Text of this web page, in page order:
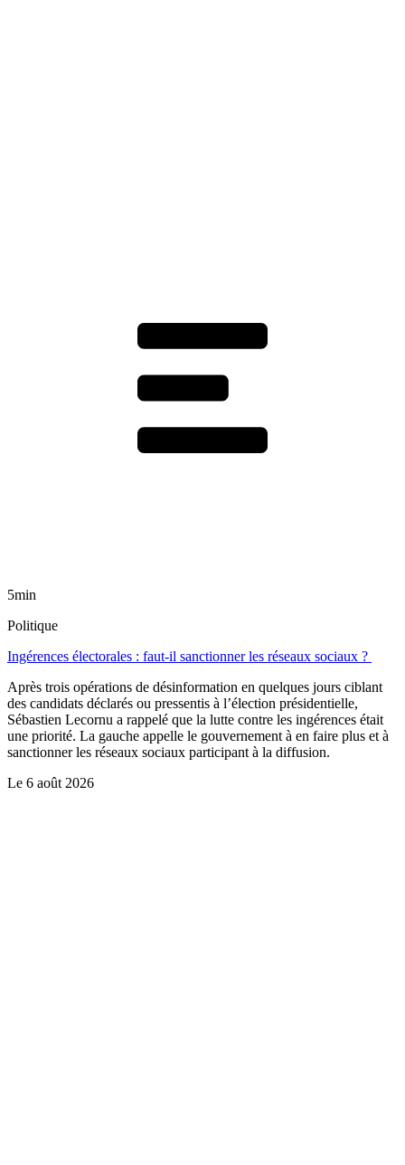
5min
Politique
Ingérences électorales : faut-il sanctionner les réseaux sociaux ?
Après trois opérations de désinformation en quelques jours ciblant
des candidats déclarés ou pressentis à l’élection présidentielle,
Sébastien Lecornu a rappelé que la lutte contre les ingérences était
une priorité. La gauche appelle le gouvernement à en faire plus et à
sanctionner les réseaux sociaux participant à la diffusion.
Le 6 août 2026